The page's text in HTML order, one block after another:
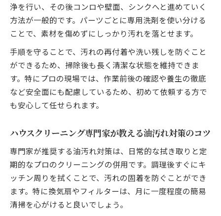
信頼できるハウスクリーニング業者の選び
方ガイド
コスパに優れたハウスクリーニング業者の
特徴解説
ハウスクリーニングの料金相場と選択基準
を知る
口コミや評判で見抜くハウスクリーニング
業者の質
力をチェック
現場体験から学ぶ快適なキッチン空間の実現法
ハウスクリーニング体験者が語る快適キッ
チンの秘訣
プロのハウスクリーニングで感じた満足度
のポイント
浄を行い、その後コンロや壁面、シンクへと進めていく
方法が一般的です。パーツごとに専用洗剤を使い分ける
ことで、素材を傷めずにしっかり汚れを落とせます。
手順を守ることで、汚れの再付着や洗い残しを防ぐこと
ができるため、掃除後も長く清潔な状態を維持できま
す。特にプロの現場では、作業前後の確認や養生の徹底
など安全面にも配慮しているため、初めて依頼する方で
も安心して任せられます。
ハウスクリーニング専門家が教える油汚れ対策のコツ
専門家が推奨する油汚れ対策は、日常的な拭き取りと定
期的なプロのクリーニングの併用です。調理後すぐにキ
ッチン周りを拭くことで、汚れの固着を防ぐことができ
ます。特に換気扇やフィルターは、月に一度程度の簡易
清掃を心がけると良いでしょう。